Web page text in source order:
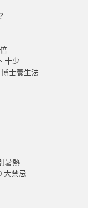
十少
士養生法
暑熱
大禁忌